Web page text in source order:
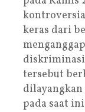
keras dari
tersebut
dilayangkan
pada saat